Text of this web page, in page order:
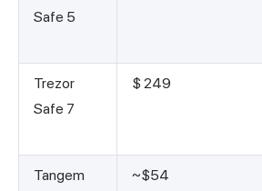
Safe 5
Trezor
Safe 7
$ 249
Tangem
~$54